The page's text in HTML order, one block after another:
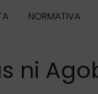
NORMATIVA
ni